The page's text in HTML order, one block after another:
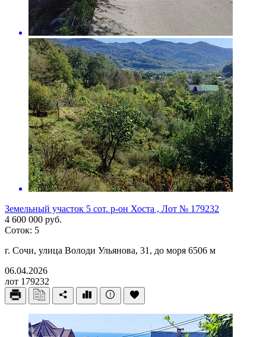
Земельный участок 5 сот. р-он Хоста , Лот № 179232
4 600 000 руб.
Соток: 5
г. Сочи, улица Володи Ульянова, 31, до моря 6506 м
06.04.2026
лот 179232